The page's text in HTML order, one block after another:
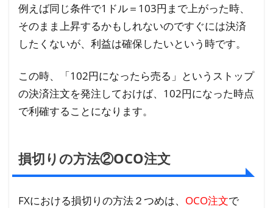
例えば同じ条件で1ドル＝103円まで上がった時、
そのまま上昇するかもしれないのですぐには決済
したくないが、利益は確保したいという時です。
この時、「102円になったら売る」というストップ
の決済注文を発注しておけば、102円になった時点
で利確することになります。
損切りの方法②OCO注文
FXにおける損切りの方法２つめは、 OCO注文で